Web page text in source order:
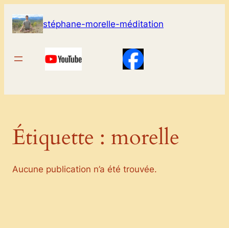
au
stéphane-morelle-méditation
Étiquette : morelle
Aucune publication n’a été trouvée.